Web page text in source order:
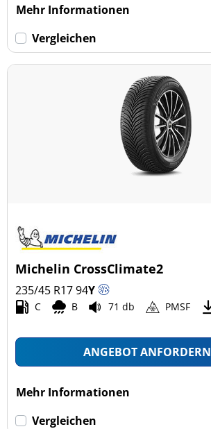
Mehr Informationen
Vergleichen
Michelin CrossClimate2
235/45 R1794Y
C B 71 db PMSF
ANGEBOT ANFORDERN
Mehr Informationen
Vergleichen